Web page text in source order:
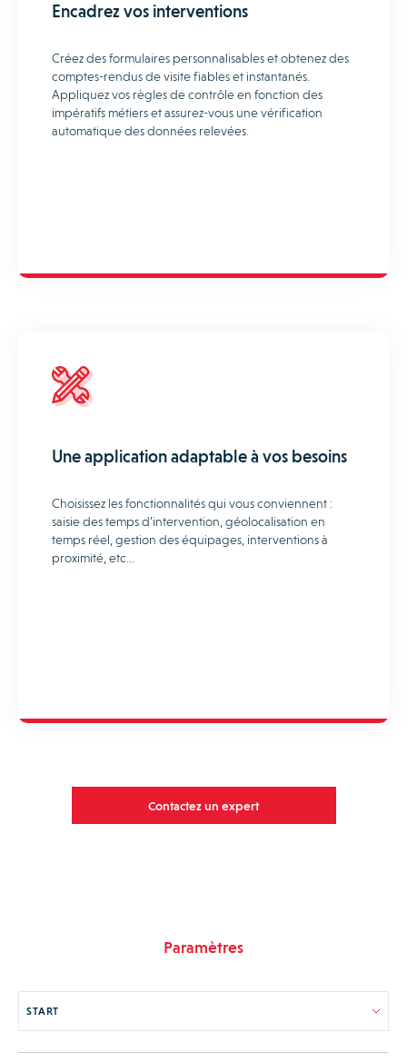
Encadrez vos interventions
Créez des formulaires personnalisables et obtenez des
comptes-rendus de visite fiables et instantanés.
Appliquez vos règles de contrôle en fonction des
impératifs métiers et assurez-vous une vérification
automatique des données relevées.
Une application adaptable à vos besoins
Choisissez les fonctionnalités qui vous conviennent :
saisie des temps d’intervention, géolocalisation en
temps réel, gestion des équipages, interventions à
proximité, etc…
Contactez un expert
Paramètres